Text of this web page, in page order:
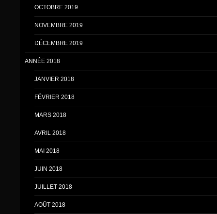
OCTOBRE 2019
NOVEMBRE 2019
DÉCEMBRE 2019
ANNÉE 2018
JANVIER 2018
FÉVRIER 2018
MARS 2018
AVRIL 2018
MAI 2018
JUIN 2018
JUILLET 2018
AOÛT 2018